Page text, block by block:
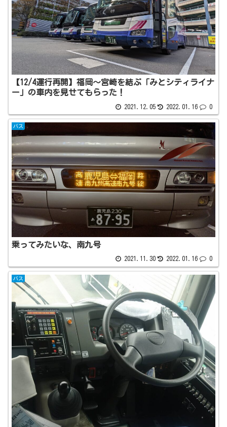
【12/4運行再開】福岡～宮崎を結ぶ「みとシティライナ
ー」の車内を見せてもらった！
2021.12.05 2022.01.16 0
バス
乗ってみたいな、南九号
2021.11.30 2022.01.16 0
バス